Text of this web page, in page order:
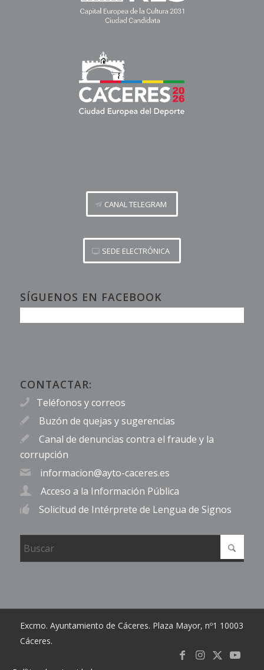
CANAL TELEGRAM
SEDE ELECTRÓNICA
SÍGUENOS EN FACEBOOK
CONTACTAR:
Teléfonos y correos
Buzón de quejas y sugerencias
Canal de denuncias contra el fraude y la
corrupción
informacion@ayto-caceres.es
Acceso a la Información Pública
Solicitud de Intérprete de Lengua de Signos
Excmo. Ayuntamiento de Cáceres. Plaza Mayor, nº1 10003
Cáceres.